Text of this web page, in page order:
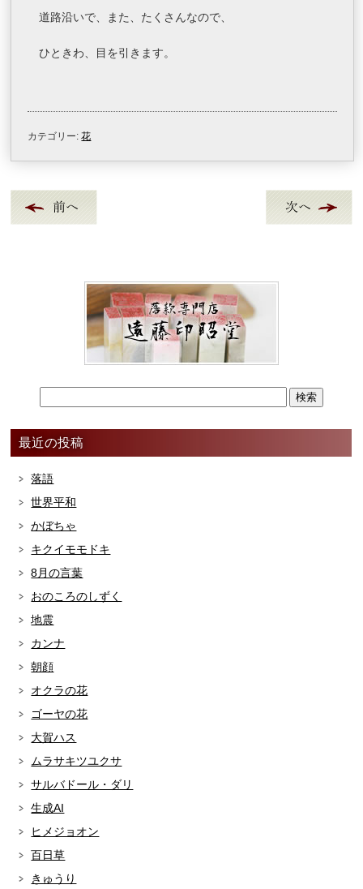
道路沿いで、また、たくさんなので、
ひときわ、目を引きます。
カテゴリー:花
最近の投稿
落語
世界平和
かぼちゃ
キクイモモドキ
8月の言葉
おのころのしずく
地震
カンナ
朝顔
オクラの花
ゴーヤの花
大賀ハス
ムラサキツユクサ
サルバドール・ダリ
生成AI
ヒメジョオン
百日草
きゅうり